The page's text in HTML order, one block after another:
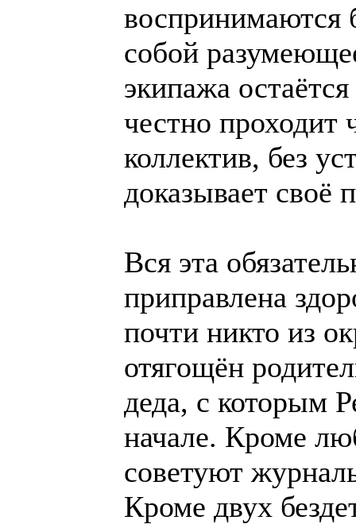
воспринимаются
собой
экипажа
честно проходит
коллектив, без
доказывает своё
Вся эта
приправлена
почти никто из
отягощён
деда, с которым
начале. Кроме
советуют
Кроме двух